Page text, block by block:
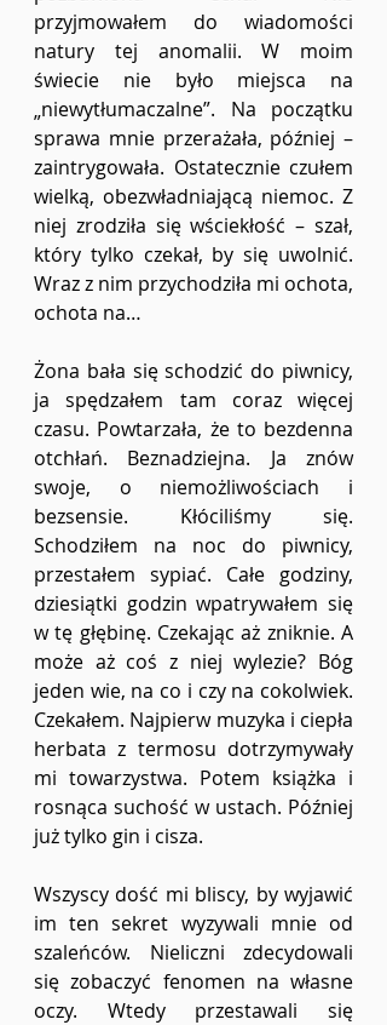
przyjmowałem do wiadomości
natury tej anomalii. W moim
świecie nie było miejsca na
„niewytłumaczalne”. Na początku
sprawa mnie przerażała, później –
zaintrygowała. Ostatecznie czułem
wielką, obezwładniającą niemoc. Z
niej zrodziła się wściekłość – szał,
który tylko czekał, by się uwolnić.
Wraz z nim przychodziła mi ochota,
ochota na…
Żona bała się schodzić do piwnicy,
ja spędzałem tam coraz więcej
czasu. Powtarzała, że to bezdenna
otchłań. Beznadziejna. Ja znów
swoje, o niemożliwościach i
bezsensie. Kłóciliśmy się.
Schodziłem na noc do piwnicy,
przestałem sypiać. Całe godziny,
dziesiątki godzin wpatrywałem się
w tę głębinę. Czekając aż zniknie. A
może aż coś z niej wylezie? Bóg
jeden wie, na co i czy na cokolwiek.
Czekałem. Najpierw muzyka i ciepła
herbata z termosu dotrzymywały
mi towarzystwa. Potem książka i
rosnąca suchość w ustach. Później
już tylko gin i cisza.
Wszyscy dość mi bliscy, by wyjawić
im ten sekret wyzywali mnie od
szaleńców. Nieliczni zdecydowali
się zobaczyć fenomen na własne
oczy. Wtedy przestawali się